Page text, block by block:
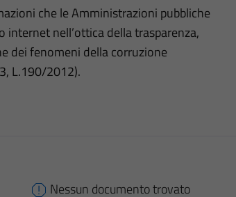
che le Amministrazioni pubbliche
nell’ottica della trasparenza,
dei fenomeni della corruzione
L.190/2012).
Nessun documento trovato